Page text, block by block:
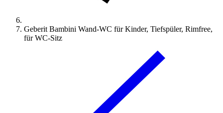
Geberit Bambini Wand-WC für Kinder, Tiefspüler, Rimfree,
für WC-Sitz